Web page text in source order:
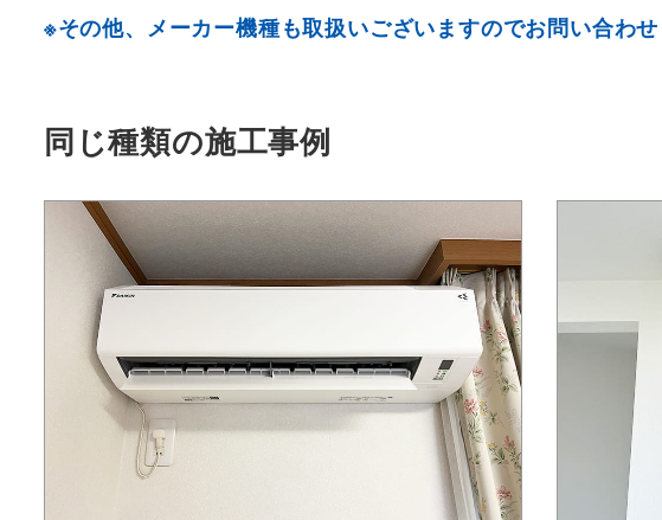
※その他、メーカー機種も取扱いございますのでお問い合わ
同じ種類の施工事例